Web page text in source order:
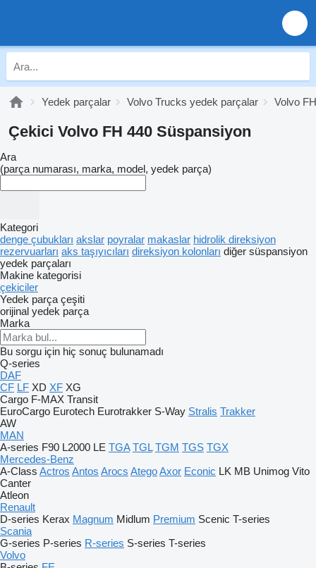
Yedek parçalar Volvo Trucks yedek parçalar Volvo
Çekici Volvo FH 440 Süspansiyon
Ara
(parça numarası, marka, model, yedek parça)
Kategori
denge çubukları akslar poyralar makaslar hidrolik direksiyon
rezervuarları aks taşıyıcıları direksiyon kolonları diğer süspansiyon
yedek parçaları
Makine kategorisi
çekiciler
Yedek parça çeşiti
orijinal yedek parça
Marka
Bu sorgu için hiç sonuç bulunamadı
Q-series
DAF
CF LF XD XF XG
Cargo F-MAX Transit
EuroCargo Eurotech Eurotrakker S-Way Stralis Trakker
AW
MAN
A-series F90 L2000 LE TGA TGL TGM TGS TGX
Mercedes-Benz
A-Class Actros Antos Arocs AtegoAxor Econic LK MB Unimog Vito
Canter
Atleon
Renault
D-series Kerax Magnum Midlum Premium Scenic T-series
Scania
G-series P-series R-series S-series T-series
Volvo